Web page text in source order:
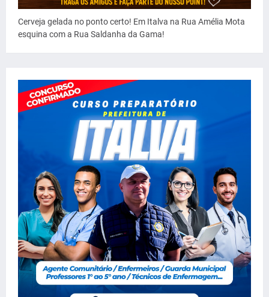
Cerveja gelada no ponto certo! Em Italva na Rua Amélia Mota
esquina com a Rua Saldanha da Gama!